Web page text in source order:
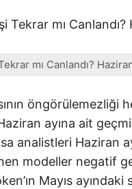
mı Canlandı?
öngörülemezliği
ayına ait
analistleri Haziran
modeller negatif
Mayıs